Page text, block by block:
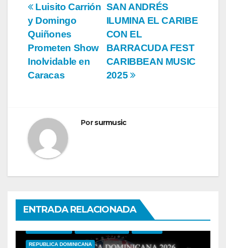
Navegación
de
entradas
SAN ANDRÉS
ILUMINA EL CARIBE
CON EL
BARRACUDA FEST
CARIBBEAN MUSIC
2025
Luisito Carrión
y Domingo
Quiñones
Prometen Show
Inolvidable en
Caracas
Porsurmusic
ENTRADA RELACIONADA
REPUBLICA DOMINICANA